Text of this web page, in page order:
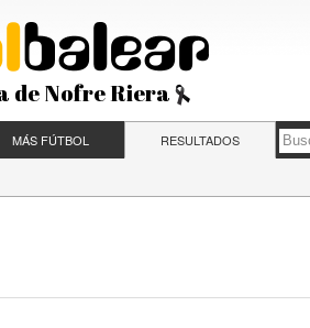
de Nofre Riera
MÁS FÚTBOL RESULTADOS